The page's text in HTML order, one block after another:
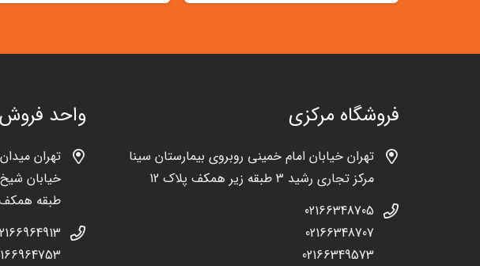
فروشگاه مرکزی
تهران خیابان امام خمینی روبروی بیمارستان سینا
مرکز تجاری رشید 3 طبقه زیر همکف پلاک 12
02166348705
02166348707
02166349573
واحد
تهران
خیابان شیخ
طبقه همکف